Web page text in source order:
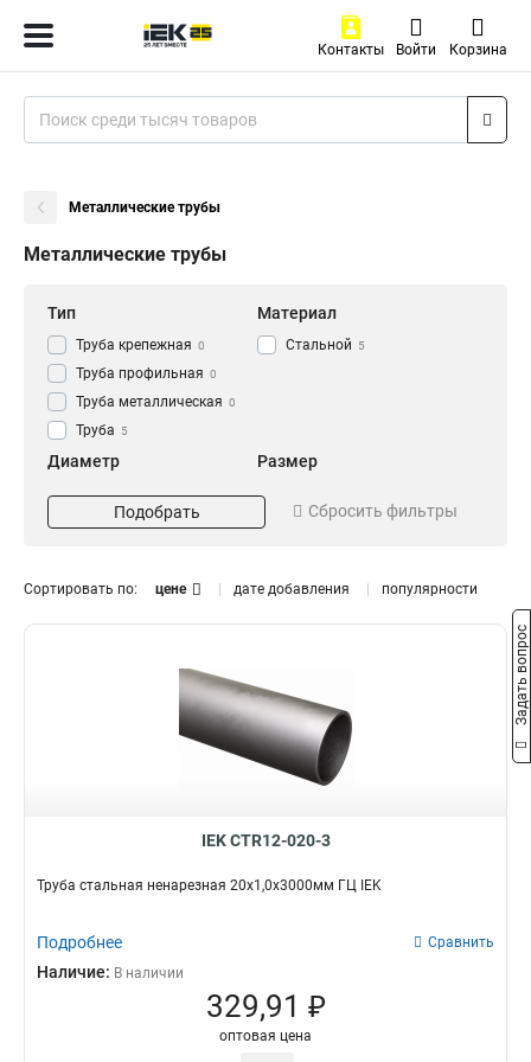
Контакты Войти Корзина
Металлические трубы
Металлические трубы
Тип
Труба крепежная 0
Труба профильная 0
Труба металлическая 0
Труба 5
Материал
Стальной 5
Диаметр
D16мм 0
D63мм 0
Размер
32х12x3000мм
Подобрать Сбросить фильтры
Сортировать по: цене дате добавления популярности
IEK CTR12-020-3
Труба стальная ненарезная 20х1,0x3000мм ГЦ IEK
Подробнее Сравнить
Наличие: В наличии
329,91 ₽
оптовая цена
Задать вопрос